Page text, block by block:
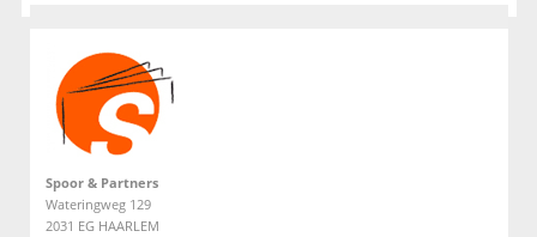
Spoor & Partners
Wateringweg 129
2031 EG HAARLEM